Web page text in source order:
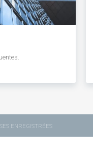
ENREGISTRÉES